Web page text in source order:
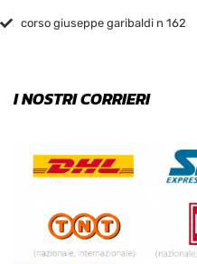
corso giuseppe garibaldi n 162
I NOSTRI CORRIERI